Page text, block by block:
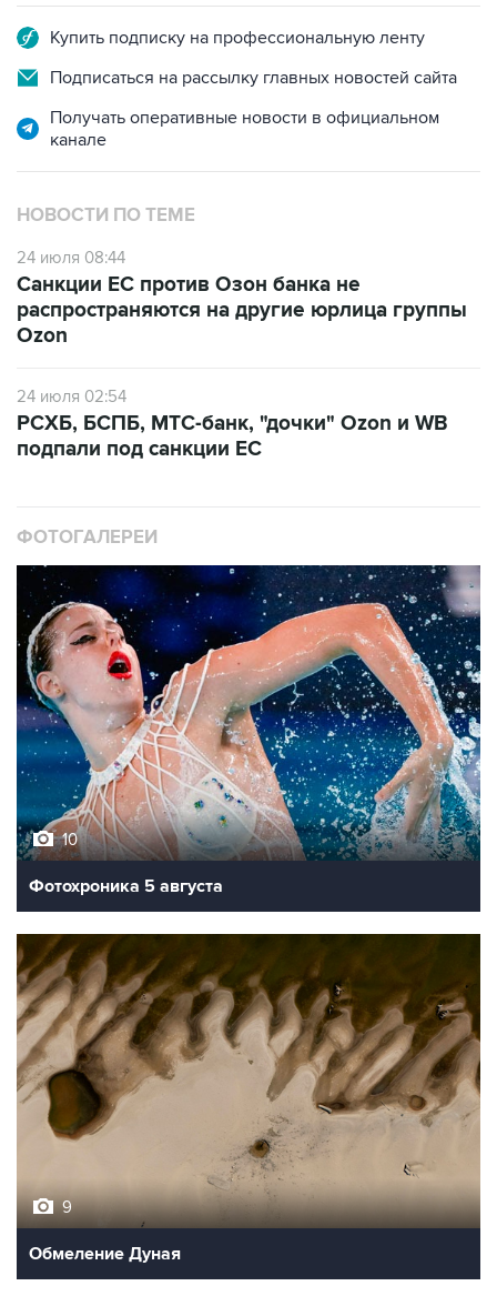
Купить подписку на профессиональную ленту
Подписаться на рассылку главных новостей сайта
Получать оперативные новости в официальном
канале
НОВОСТИ ПО ТЕМЕ
24 июля 08:44
Санкции ЕС против Озон банка не
распространяются на другие юрлица группы
Ozon
24 июля 02:54
РСХБ, БСПБ, МТС-банк, "дочки" Ozon и WB
подпали под санкции ЕС
ФОТОГАЛЕРЕИ
10
Фотохроника 5 августа
9
Обмеление Дуная